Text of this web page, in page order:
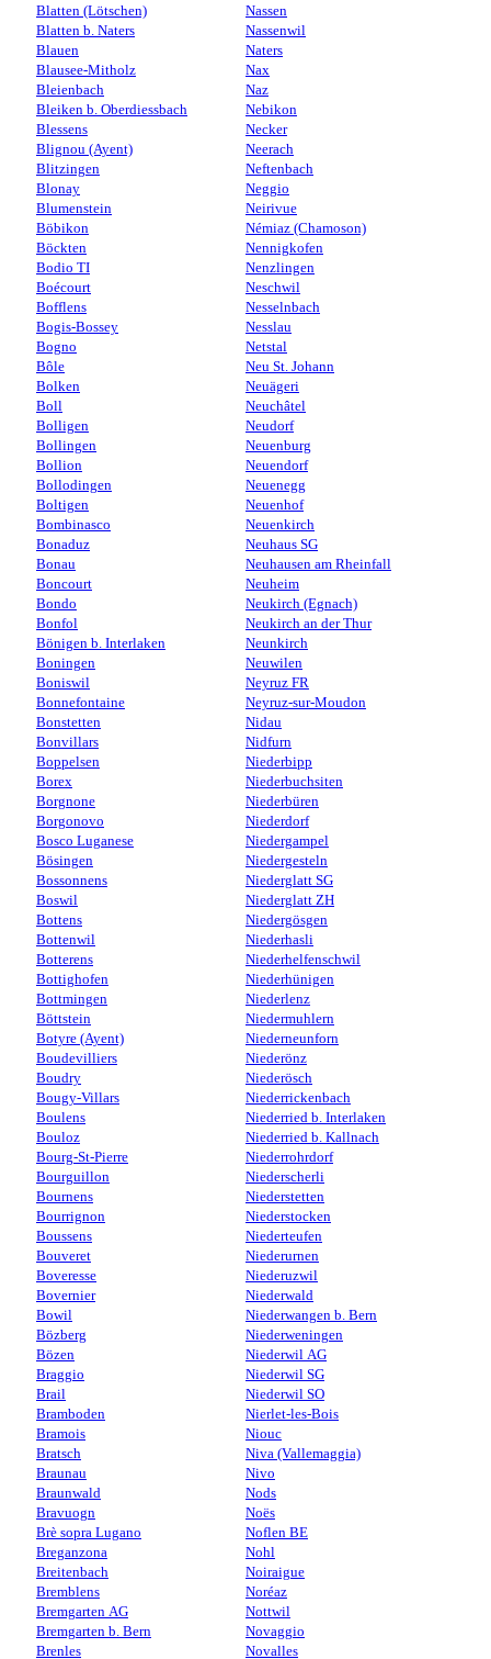
Blatten (Lötschen)
Blatten b. Naters
Blauen
Blausee-Mitholz
Bleienbach
Bleiken b. Oberdiessbach
Blessens
Blignou (Ayent)
Blitzingen
Blonay
Blumenstein
Böbikon
Böckten
Bodio TI
Boécourt
Bofflens
Bogis-Bossey
Bogno
Bôle
Bolken
Boll
Bolligen
Bollingen
Bollion
Bollodingen
Boltigen
Bombinasco
Bonaduz
Bonau
Boncourt
Bondo
Bonfol
Bönigen b. Interlaken
Boningen
Boniswil
Bonnefontaine
Bonstetten
Bonvillars
Boppelsen
Borex
Borgnone
Borgonovo
Bosco Luganese
Bösingen
Bossonnens
Boswil
Bottens
Bottenwil
Botterens
Bottighofen
Bottmingen
Böttstein
Botyre (Ayent)
Boudevilliers
Boudry
Bougy-Villars
Boulens
Bouloz
Bourg-St-Pierre
Bourguillon
Bournens
Bourrignon
Boussens
Bouveret
Boveresse
Bovernier
Bowil
Bözberg
Bözen
Braggio
Brail
Bramboden
Bramois
Bratsch
Braunau
Braunwald
Bravuogn
Brè sopra Lugano
Breganzona
Breitenbach
Bremblens
Bremgarten AG
Bremgarten b. Bern
Brenles
Nassen
Nassenwil
Naters
Nax
Naz
Nebikon
Necker
Neerach
Neftenbach
Neggio
Neirivue
Némiaz (Chamoson)
Nennigkofen
Nenzlingen
Neschwil
Nesselnbach
Nesslau
Netstal
Neu St. Johann
Neuägeri
Neuchâtel
Neudorf
Neuenburg
Neuendorf
Neuenegg
Neuenhof
Neuenkirch
Neuhaus SG
Neuhausen am Rheinfall
Neuheim
Neukirch (Egnach)
Neukirch an der Thur
Neunkirch
Neuwilen
Neyruz FR
Neyruz-sur-Moudon
Nidau
Nidfurn
Niederbipp
Niederbuchsiten
Niederbüren
Niederdorf
Niedergampel
Niedergesteln
Niederglatt SG
Niederglatt ZH
Niedergösgen
Niederhasli
Niederhelfenschwil
Niederhünigen
Niederlenz
Niedermuhlern
Niederneunforn
Niederönz
Niederösch
Niederrickenbach
Niederried b. Interlaken
Niederried b. Kallnach
Niederrohrdorf
Niederscherli
Niederstetten
Niederstocken
Niederteufen
Niederurnen
Niederuzwil
Niederwald
Niederwangen b. Bern
Niederweningen
Niederwil AG
Niederwil SG
Niederwil SO
Nierlet-les-Bois
Niouc
Niva (Vallemaggia)
Nivo
Nods
Noës
Noflen BE
Nohl
Noiraigue
Noréaz
Nottwil
Novaggio
Novalles